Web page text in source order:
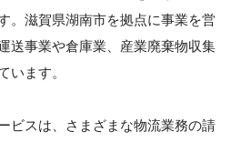
。滋賀県湖南市を拠点に事業を営
送事業や倉庫業、産業廃棄物収集
います。
ビスは、さまざまな物流業務の請